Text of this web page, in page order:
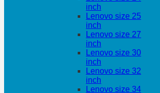
inch
Lenovo size 25
inch
Lenovo size 27
inch
Lenovo size 30
inch
Lenovo size 32
inch
Lenovo size 34